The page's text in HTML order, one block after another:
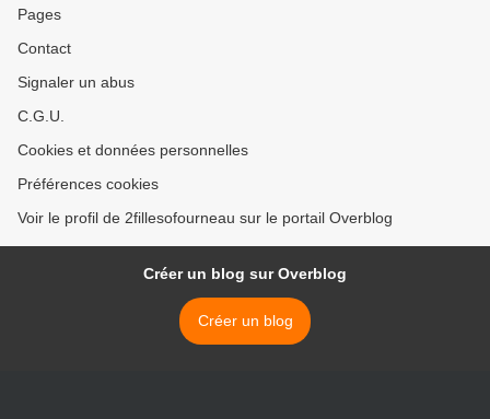
Pages
Contact
Signaler un abus
C.G.U.
Cookies et données personnelles
Préférences cookies
Voir le profil de 2fillesofourneau sur le portail Overblog
Créer un blog sur Overblog
Créer un blog